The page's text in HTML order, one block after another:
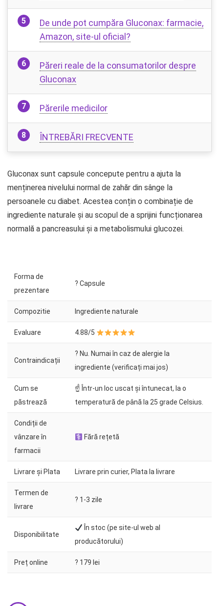
De unde pot cumpăra Gluconax: farmacie,
Amazon, site-ul oficial?
Păreri reale de la consumatorilor despre
Gluconax
Părerile medicilor
ÎNTREBĂRI FRECVENTE
Gluconax sunt capsule concepute pentru a ajuta la
menținerea nivelului normal de zahăr din sânge la
persoanele cu diabet. Acestea conțin o combinație de
ingrediente naturale și au scopul de a sprijini funcționarea
normală a pancreasului și a metabolismului glucozei.
Forma de
prezentare
? Capsule
Compozitie Ingrediente naturale
Evaluare 4.88/5
Contraindicații
? Nu. Numai în caz de alergie la
ingrediente (verificați mai jos)
Cum se
păstrează
☝ Într-un loc uscat și întunecat, la o
temperatură de până la 25 grade Celsius.
Condiții de
vânzare în
farmacii
Fără rețetă
Livrare și Plata Livrare prin curier, Plata la livrare
Termen de
livrare
?️ 1-3 zile
Disponibilitate
În stoc (pe site-ul web al
producătorului)
Preț online ? 179 lei